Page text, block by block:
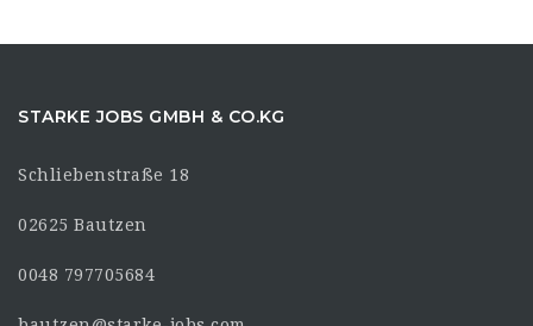
STARKE JOBS GMBH & CO.KG
Schliebenstraße 18
02625 Bautzen
0048 797705684